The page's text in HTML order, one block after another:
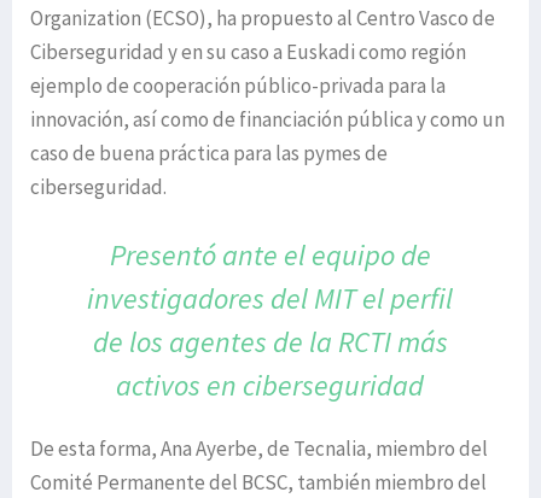
Organization (ECSO), ha propuesto al Centro Vasco de
Ciberseguridad y en su caso a Euskadi como región
ejemplo de cooperación público-privada para la
innovación, así como de financiación pública y como un
caso de buena práctica para las pymes de
ciberseguridad.
Presentó ante el equipo de
investigadores del MIT el perfil
de los agentes de la RCTI más
activos en ciberseguridad
De esta forma, Ana Ayerbe, de Tecnalia, miembro del
Comité Permanente del BCSC, también miembro del